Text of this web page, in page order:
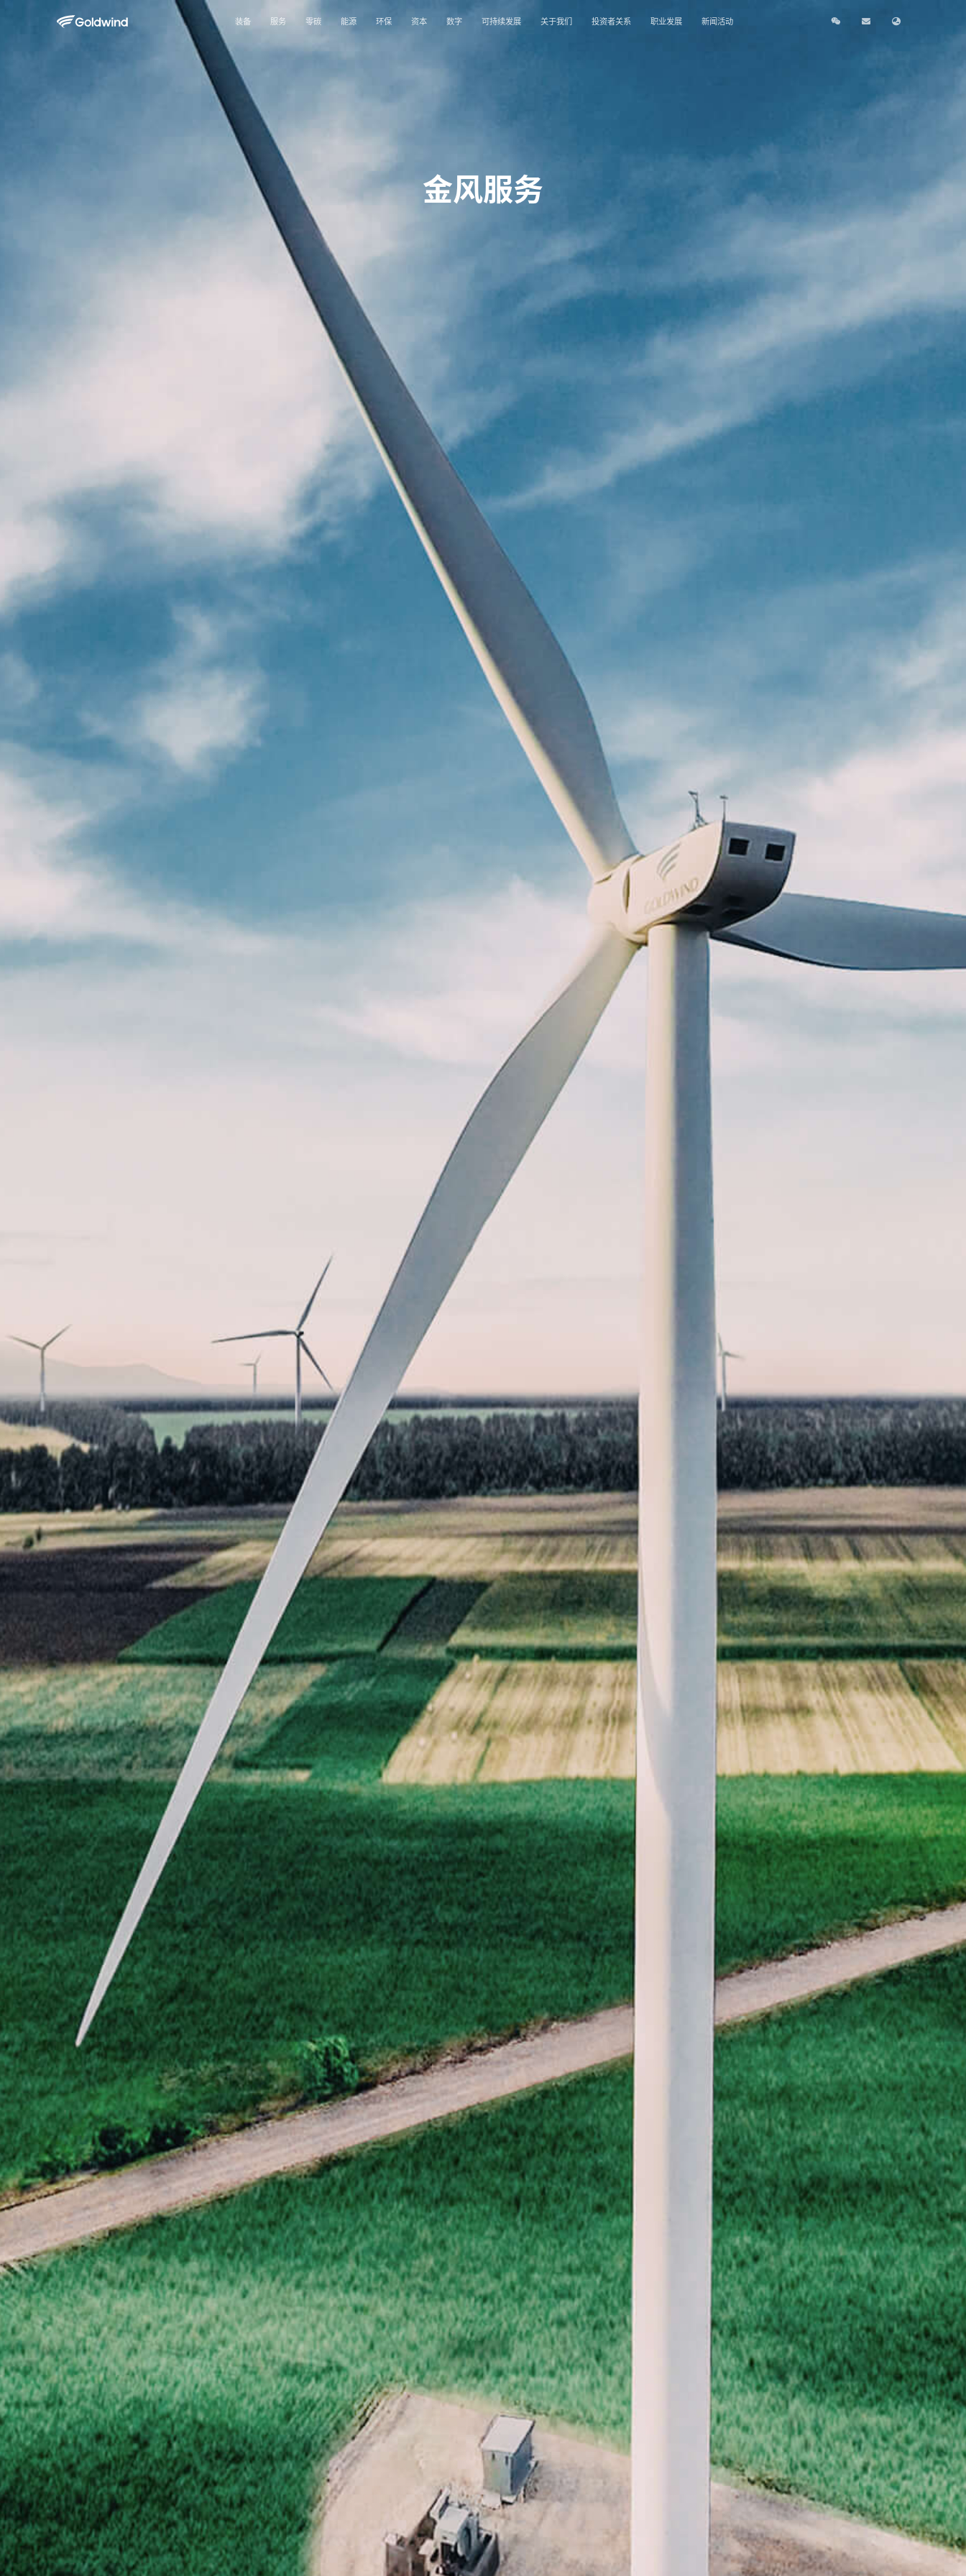
装备 服务 零碳 能源 环保 资本 数字 可持续发展 关于我们 投资者关系 职业发展 新闻活动
金风服务